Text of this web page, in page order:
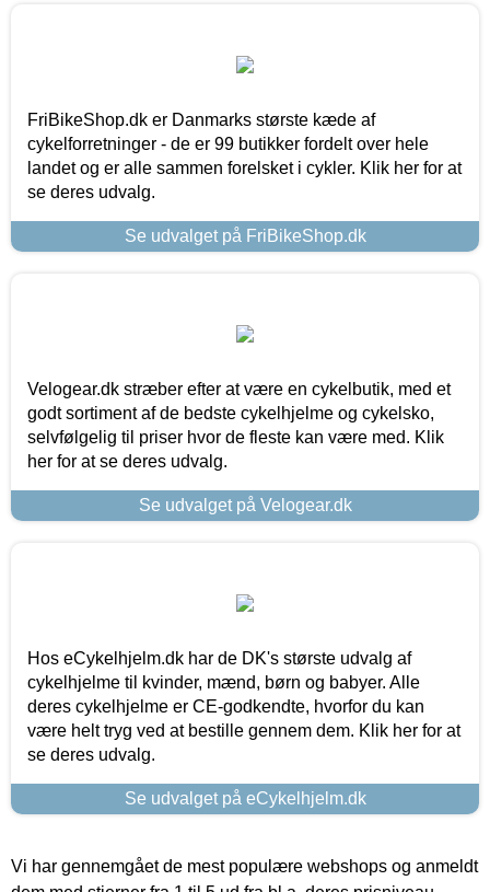
FriBikeShop.dk er Danmarks største kæde af
cykelforretninger - de er 99 butikker fordelt over hele
landet og er alle sammen forelsket i cykler. Klik her for at
se deres udvalg.
Se udvalget på FriBikeShop.dk
Velogear.dk stræber efter at være en cykelbutik, med et
godt sortiment af de bedste cykelhjelme og cykelsko,
selvfølgelig til priser hvor de fleste kan være med. Klik
her for at se deres udvalg.
Se udvalget på Velogear.dk
Hos eCykelhjelm.dk har de DK's største udvalg af
cykelhjelme til kvinder, mænd, børn og babyer. Alle
deres cykelhjelme er CE-godkendte, hvorfor du kan
være helt tryg ved at bestille gennem dem. Klik her for at
se deres udvalg.
Se udvalget på eCykelhjelm.dk
Vi har gennemgået de mest populære webshops og anmeldt